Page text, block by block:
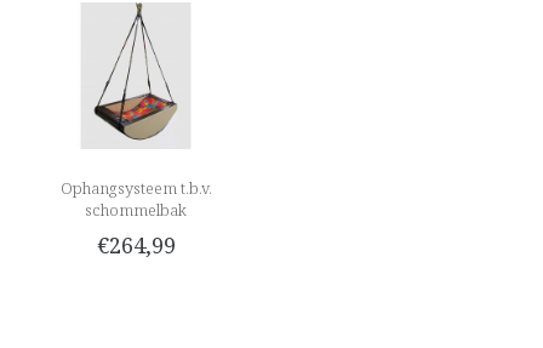
Ophangsysteem t.b.v.
schommelbak
€264,99